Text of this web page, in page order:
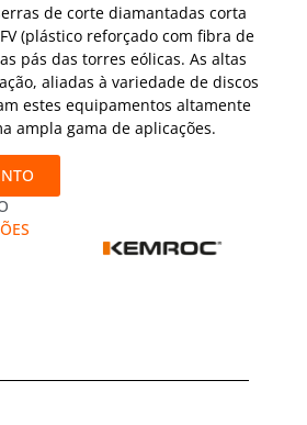
de corte diamantadas corta
(plástico reforçado com fibra de
pás das torres eólicas. As altas
aliadas à variedade de discos
estes equipamentos altamente
ampla gama de aplicações.